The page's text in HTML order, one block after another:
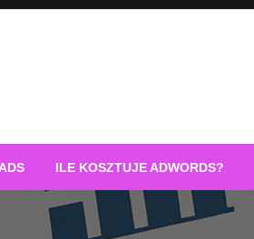
ILE KOSZTUJE ADWORDS?